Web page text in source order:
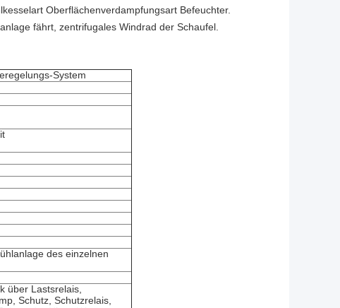
Oberflächenverdampfungsart Befeuchter.
fährt, zentrifugales Windrad der Schaufel.
System
des einzelnen
über Lastsrelais,
Schutz, Schutzrelais,